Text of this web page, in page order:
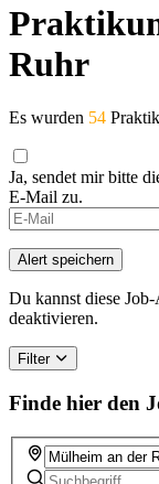
Ruhr
Es wurden 54
Ja, sendet mir bitte
E-Mail zu.
Alert speichern
Du kannst diese
deaktivieren.
Filter
Finde hier den